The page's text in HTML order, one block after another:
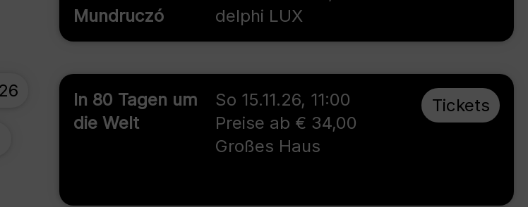
Mundruczó
delphi LUX
In 80 Tagen um
die Welt
So 15.11.26, 11:00
Preise ab € 34,00
Großes Haus
Tickets